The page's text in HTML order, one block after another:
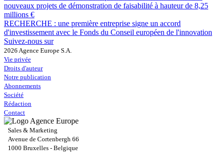
nouveaux projets de démonstration de faisabilité à hauteur de 8,25
millions €
RECHERCHE : une première entreprise signe un accord
d'investissement avec le Fonds du Conseil européen de l'innovation
Suivez-nous sur
2026 Agence Europe S.A.
Vie privée
Droits d'auteur
Notre publication
Abonnements
Société
Rédaction
Contact
Sales & Marketing
Avenue de Cortenbergh 66
1000 Bruxelles - Belgique